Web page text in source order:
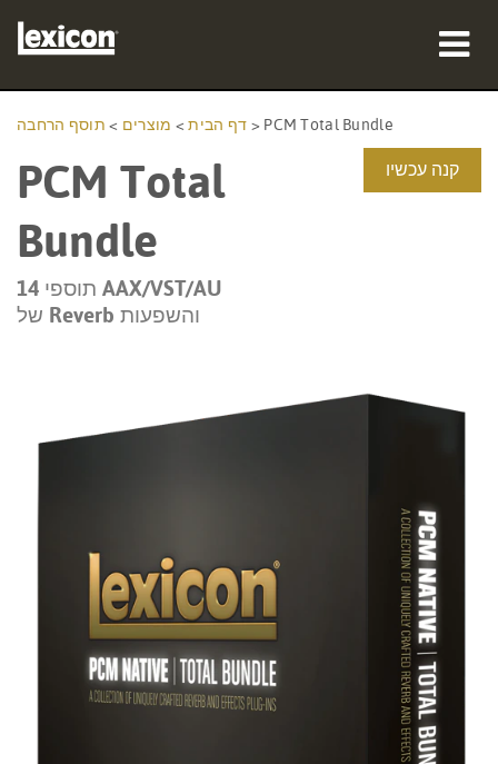
היכן לקנות
הדרכה
דף הבית> מוצרים > תוסף הרחבה > PCM Total Bundle
PCM Total
Bundle
14 תוספי AAX/VST/AU
של Reverb והשפעות
קנה עכשיו